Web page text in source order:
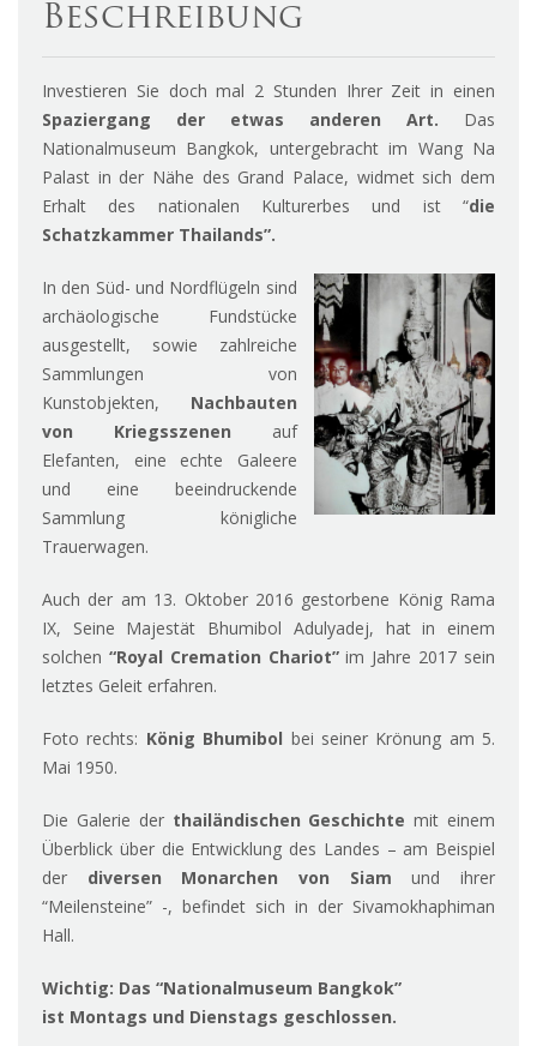
Beschreibung
Investieren Sie doch mal 2 Stunden Ihrer Zeit in einen
Spaziergang der etwas anderen Art. Das
Nationalmuseum Bangkok, untergebracht im Wang Na
Palast in der Nähe des Grand Palace, widmet sich dem
Erhalt des nationalen Kulturerbes und ist “die
Schatzkammer Thailands”.
In den Süd- und Nordflügeln sind
archäologische Fundstücke
ausgestellt, sowie zahlreiche
Sammlungen von
Kunstobjekten, Nachbauten
von Kriegsszenen auf
Elefanten, eine echte Galeere
und eine beeindruckende
Sammlung königliche
Trauerwagen.
Auch der am 13. Oktober 2016 gestorbene König Rama
IX, Seine Majestät Bhumibol Adulyadej, hat in einem
solchen “Royal Cremation Chariot”im Jahre 2017 sein
letztes Geleit erfahren.
Foto rechts: König Bhumibol bei seiner Krönung am 5.
Mai 1950.
Die Galerie der thailändischen Geschichte mit einem
Überblick über die Entwicklung des Landes – am Beispiel
der diversen Monarchen von Siam und ihrer
“Meilensteine” -, befindet sich in der Sivamokhaphiman
Hall.
Wichtig: Das “Nationalmuseum Bangkok”
ist Montags und Dienstags geschlossen.